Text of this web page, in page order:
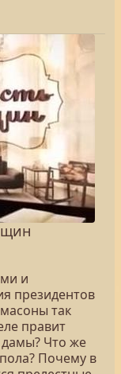
и
президентов
так
правит
Что же
Почему в